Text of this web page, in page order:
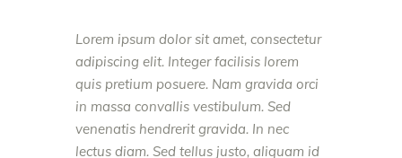
Lorem ipsum dolor sit amet, consectetur
adipiscing elit. Integer facilisis lorem
quis pretium posuere. Nam gravida orci
in massa convallis vestibulum. Sed
venenatis hendrerit gravida. In nec
lectus diam. Sed tellus justo, aliquam id